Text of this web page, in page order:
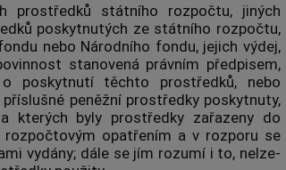
prostředků státního rozpočtu, jiných
poskytnutých ze státního rozpočtu,
nebo Národního fondu, jejich výdej,
stanovená právním předpisem,
poskytnutí těchto prostředků, nebo
peněžní prostředky poskytnuty,
kterých byly prostředky zařazeny do
opatřením a v rozporu se
vydány; dále se jím rozumí i to, nelze-